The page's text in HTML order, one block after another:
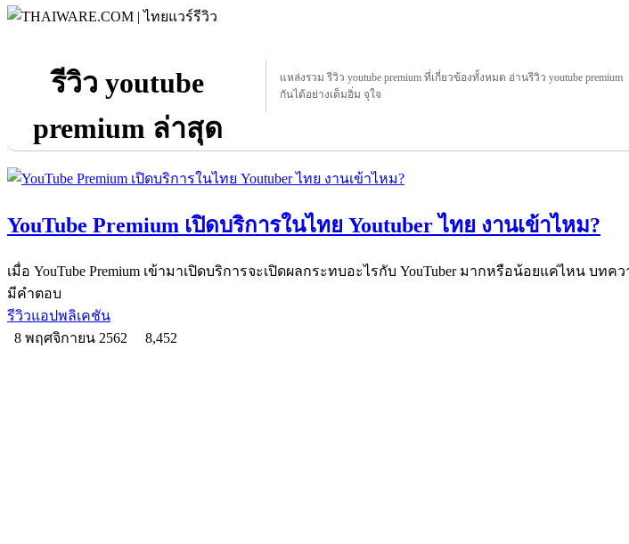
รีวิว youtube
premium ล่าสุด
แหล่งรวม รีวิว youtube premium ที่เกี่ยวข้องทั้งหมด อ่านรีวิว youtube premium
กันได้อย่างเต็มอิ่ม จุใจ
YouTube Premium เปิดบริการในไทย Youtuber ไทย งานเข้าไหม?
เมื่อ YouTube Premium เข้ามาเปิดบริการจะเปิดผลกระทบอะไรกับ YouTuber มากหรือน้อยแค่ไหน บทค
มีคำตอบ
รีวิวแอปพลิเคชัน
8 พฤศจิกายน 2562
8,452